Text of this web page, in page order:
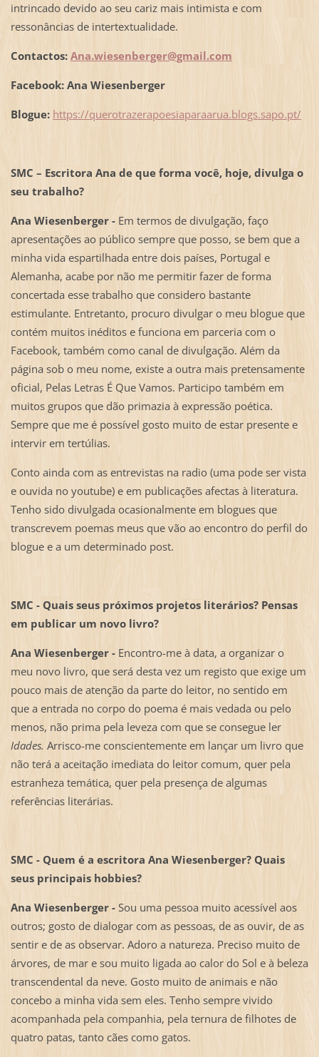
intrincado devido ao seu cariz mais intimista e com
ressonâncias de intertextualidade.
Contactos: Ana.wiesenberger@gmail.com
Facebook: Ana Wiesenberger
Blogue: https://querotrazerapoesiaparaarua.blogs.sapo.pt/
SMC – Escritora Ana de que forma você, hoje, divulga o
seu trabalho?
Ana Wiesenberger -Em termos de divulgação, faço
apresentações ao público sempre que posso, se bem que a
minha vida espartilhada entre dois países, Portugal e
Alemanha, acabe por não me permitir fazer de forma
concertada esse trabalho que considero bastante
estimulante. Entretanto, procuro divulgar o meu blogue que
contém muitos inéditos e funciona em parceria com o
Facebook, também como canal de divulgação. Além da
página sob o meu nome, existe a outra mais pretensamente
oficial, Pelas Letras É Que Vamos. Participo também em
muitos grupos que dão primazia à expressão poética.
Sempre que me é possível gosto muito de estar presente e
intervir em tertúlias.
Conto ainda com as entrevistas na radio (uma pode ser vista
e ouvida no youtube) e em publicações afectas à literatura.
Tenho sido divulgada ocasionalmente em blogues que
transcrevem poemas meus que vão ao encontro do perfil do
blogue e a um determinado post.
SMC - Quais seus próximos projetos literários? Pensas
em publicar um novo livro?
Ana Wiesenberger -Encontro-me à data, a organizar o
meu novo livro, que será desta vez um registo que exige um
pouco mais de atenção da parte do leitor, no sentido em
que a entrada no corpo do poema é mais vedada ou pelo
menos, não prima pela leveza com que se consegue ler
Idades. Arrisco-me conscientemente em lançar um livro que
não terá a aceitação imediata do leitor comum, quer pela
estranheza temática, quer pela presença de algumas
referências literárias.
SMC - Quem é a escritora Ana Wiesenberger? Quais
seus principais hobbies?
Ana Wiesenberger -Sou uma pessoa muito acessível aos
outros; gosto de dialogar com as pessoas, de as ouvir, de as
sentir e de as observar. Adoro a natureza. Preciso muito de
árvores, de mar e sou muito ligada ao calor do Sol e à beleza
transcendental da neve. Gosto muito de animais e não
concebo a minha vida sem eles. Tenho sempre vivido
acompanhada pela companhia, pela ternura de filhotes de
quatro patas, tanto cães como gatos.